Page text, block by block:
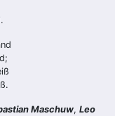
Maschuw, Leo